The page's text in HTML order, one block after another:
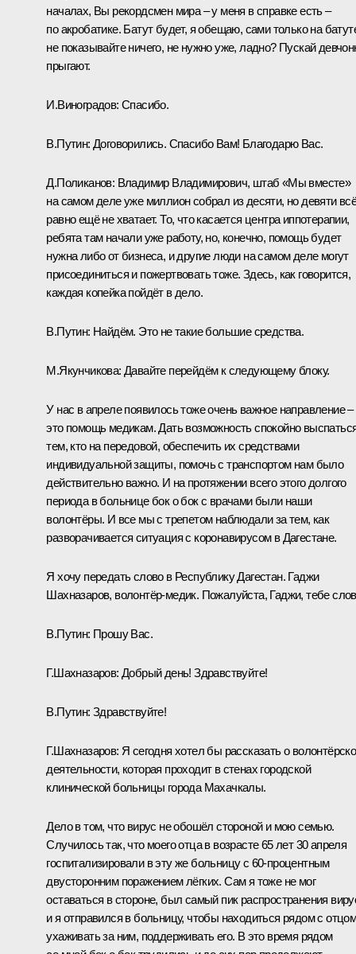
началах, Вы рекордсмен мира – у меня в справке есть –
по акробатике. Батут будет, я обещаю, сами только на
не показывайте ничего, не нужно уже, ладно? Пускай
прыгают.
И.Виноградов: Спасибо.
В.Путин: Договорились. Спасибо Вам! Благодарю Вас.
Д.Поликанов: Владимир Владимирович, штаб «Мы вместе»
на самом деле уже миллион собрал из десяти, но девяти
равно ещё не хватает. То, что касается центра иппотерапии,
ребята там начали уже работу, но, конечно, помощь будет
нужна либо от бизнеса, и другие люди на самом деле могут
присоединиться и пожертвовать тоже. Здесь, как говорится,
каждая копейка пойдёт в дело.
В.Путин: Найдём. Это не такие большие средства.
М.Якунчикова: Давайте перейдём к следующему блоку.
У нас в апреле появилось тоже очень важное направление –
это помощь медикам. Дать возможность спокойно
тем, кто на передовой, обеспечить их средствами
индивидуальной защиты, помочь с транспортом нам было
действительно важно. И на протяжении всего этого долгого
периода в больнице бок о бок с врачами были наши
волонтёры. И все мы с трепетом наблюдали за тем, как
разворачивается ситуация с коронавирусом в Дагестане.
Я хочу передать слово в Республику Дагестан. Гаджи
Шахназаров, волонтёр-медик. Пожалуйста, Гаджи, тебе
В.Путин: Прошу Вас.
Г.Шахназаров: Добрый день! Здравствуйте!
В.Путин: Здравствуйте!
Г.Шахназаров: Я сегодня хотел бы рассказать о
деятельности, которая проходит в стенах городской
клинической больницы города Махачкалы.
Дело в том, что вирус не обошёл стороной и мою семью.
Случилось так, что моего отца в возрасте 65 лет 30 апреля
госпитализировали в эту же больницу с 60‑процентным
двусторонним поражением лёгких. Сам я тоже не мог
оставаться в стороне, был самый пик распространения
и я отправился в больницу, чтобы находиться рядом с
ухаживать за ним, поддерживать его. В это время рядом